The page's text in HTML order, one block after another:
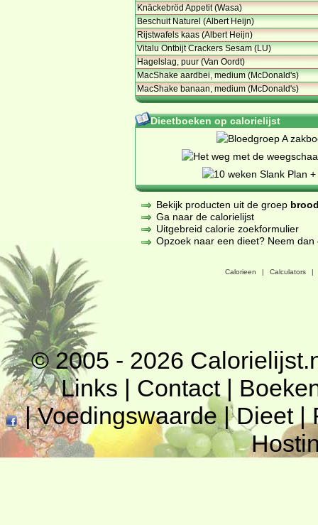
Knäckebröd Appetit (Wasa)
Beschuit Naturel (Albert Heijn)
Rijstwafels kaas (Albert Heijn)
Vitalu Ontbijt Crackers Sesam (LU)
Hagelslag, puur (Van Oordt)
MacShake aardbei, medium (McDonald's)
MacShake banaan, medium (McDonald's)
Dieetboeken op calorielijst
Bekijk producten uit de groep
Ga naar de calorielijst
Uitgebreid calorie zoekformulier
Opzoek naar een dieet? Neem
Calorieen | Calculators |
© 2005 - 2026
Links | Contact|
|Voedingswaarde|Dieet|